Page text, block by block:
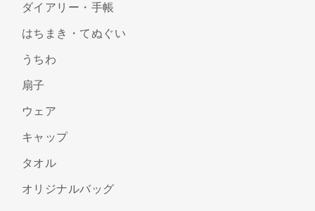
ダイアリー・手帳
はちまき・てぬぐい
うちわ
扇子
ウェア
キャップ
タオル
オリジナルバッグ